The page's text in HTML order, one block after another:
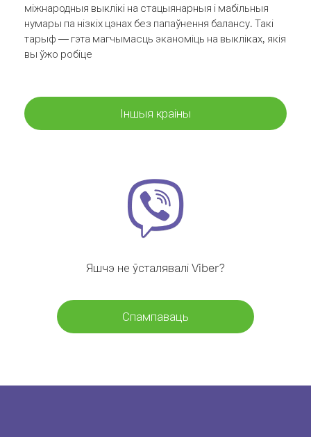
міжнародныя выклікі на стацыянарныя і мабільныя
нумары па нізкіх цэнах без папаўнення балансу. Такі
тарыф — гэта магчымасць эканоміць на выкліках, якія
вы ўжо робіце
Іншыя краіны
Яшчэ не ўсталявалі Viber?
Спампаваць